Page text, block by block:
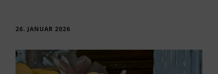
26. JANUAR 2026